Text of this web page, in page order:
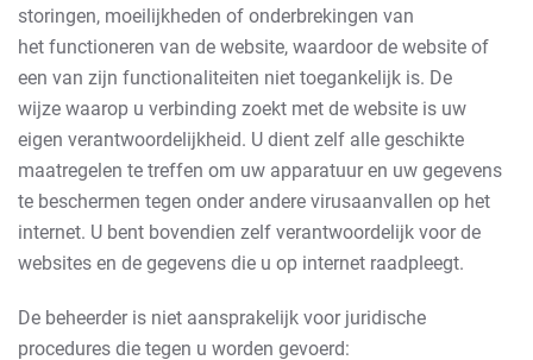
storingen, moeilijkheden of onderbrekingen van
het functioneren van de website, waardoor de website of
een van zijn functionaliteiten niet toegankelijk is. De
wijze waarop u verbinding zoekt met de website is uw
eigen verantwoordelijkheid. U dient zelf alle geschikte
maatregelen te treffen om uw apparatuur en uw gegevens
te beschermen tegen onder andere virusaanvallen op het
internet. U bent bovendien zelf verantwoordelijk voor de
websites en de gegevens die u op internet raadpleegt.
De beheerder is niet aansprakelijk voor juridische
procedures die tegen u worden gevoerd: